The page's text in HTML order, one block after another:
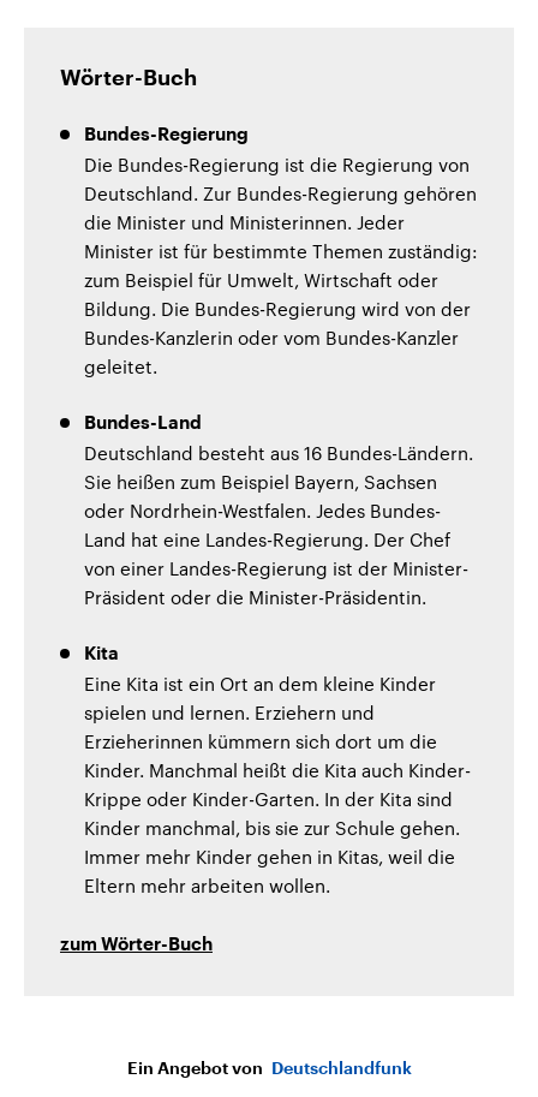
Wörter-Buch
Bundes-Regierung
Die Bundes-Regierung ist die Regierung von
Deutschland. Zur Bundes-Regierung gehören
die Minister und Ministerinnen. Jeder
Minister ist für bestimmte Themen zuständig:
zum Beispiel für Umwelt, Wirtschaft oder
Bildung. Die Bundes-Regierung wird von der
Bundes-Kanzlerin oder vom Bundes-Kanzler
geleitet.
Bundes-Land
Deutschland besteht aus 16 Bundes-Ländern.
Sie heißen zum Beispiel Bayern, Sachsen
oder Nordrhein-Westfalen. Jedes Bundes-
Land hat eine Landes-Regierung. Der Chef
von einer Landes-Regierung ist der Minister-
Präsident oder die Minister-Präsidentin.
Kita
Eine Kita ist ein Ort an dem kleine Kinder
spielen und lernen. Erziehern und
Erzieherinnen kümmern sich dort um die
Kinder. Manchmal heißt die Kita auch Kinder-
Krippe oder Kinder-Garten. In der Kita sind
Kinder manchmal, bis sie zur Schule gehen.
Immer mehr Kinder gehen in Kitas, weil die
Eltern mehr arbeiten wollen.
zum Wörter-Buch
Ein Angebot von Deutschlandfunk